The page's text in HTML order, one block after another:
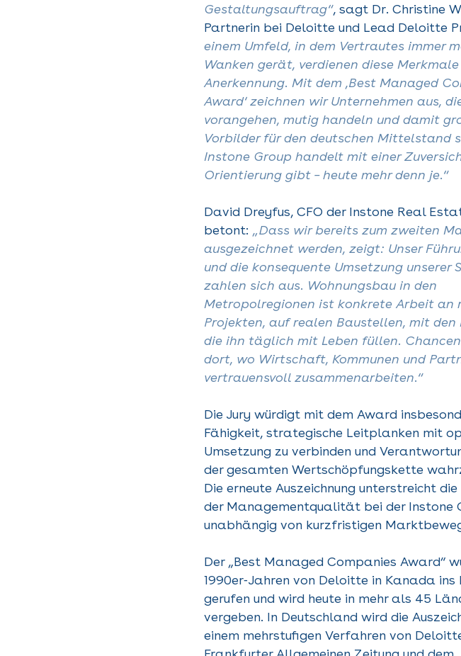
Gestaltungsauftrag“, sagt Dr. Christine
Partnerin bei Deloitte und Lead Deloitte
einem Umfeld, in dem Vertrautes immer
Wanken gerät, verdienen diese
Anerkennung. Mit dem ‚Best Managed
Award‘ zeichnen wir Unternehmen aus,
vorangehen, mutig handeln und damit
Vorbilder für den deutschen Mittelstand
Instone Group handelt mit einer
Orientierung gibt – heute mehr denn je.“
David Dreyfus, CFO der Instone Real
betont: „Dass wir bereits zum zweiten
ausgezeichnet werden, zeigt: Unser
und die konsequente Umsetzung unserer
zahlen sich aus. Wohnungsbau in den
Metropolregionen ist konkrete Arbeit an
Projekten, auf realen Baustellen, mit den
die ihn täglich mit Leben füllen.
dort, wo Wirtschaft, Kommunen und
vertrauensvoll zusammenarbeiten.“
Die Jury würdigt mit dem Award
Fähigkeit, strategische Leitplanken mit
Umsetzung zu verbinden und
der gesamten Wertschöpfungskette
Die erneute Auszeichnung unterstreicht
der Managementqualität bei der Instone
unabhängig von kurzfristigen
Der „Best Managed Companies Award“
1990er‑Jahren von Deloitte in Kanada ins
gerufen und wird heute in mehr als 45
vergeben. In Deutschland wird die
einem mehrstufigen Verfahren von